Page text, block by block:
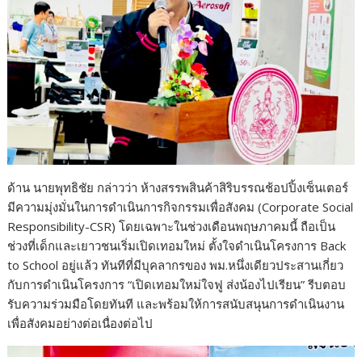
ด้าน นายพุทธิชัย กล่าวว่า ห้างสรรพสินค้าสิริบรรณช้อปปิ้งเซ็นเตอร์
มีความมุ่งมั่นในการดำเนินการกิจกรรมเพื่อสังคม (Corporate Social
Responsibility-CSR) โดยเฉพาะในช่วงเดือนพฤษภาคมนี้ ถือเป็น
ช่วงที่เด็กและเยาวชนเริ่มเปิดเทอมใหม่ ตั้งใจดำเนินโครงการ Back
to School อยู่แล้ว ทันทีที่มีบุคลากรของ พม.หนึ่งเดียวประสานเกี่ยว
กับการดำเนินโครงการ “เปิดเทอมใหม่ใจฟู ส่งน้องไปเรียน” รีบตอบ
รับความร่วมมือโดยทันที และพร้อมให้การสนับสนุนการดำเนินงาน
เพื่อสังคมอย่างต่อเนื่องต่อไป